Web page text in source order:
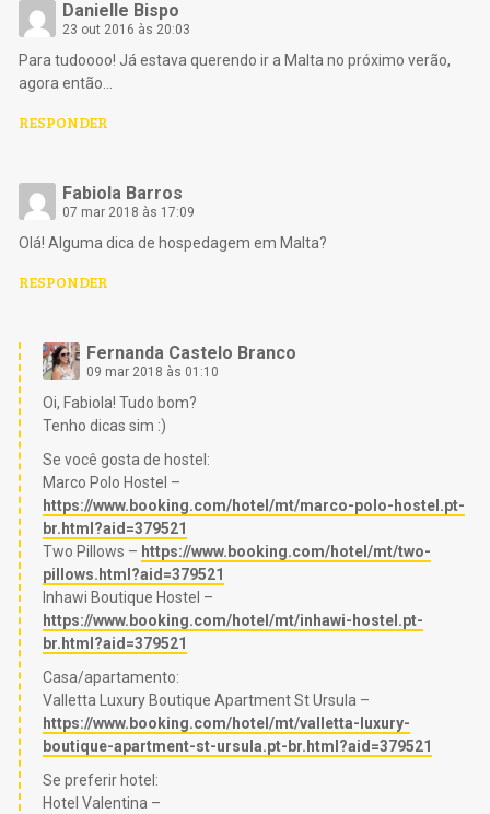
Danielle Bispo
23 out 2016 às 20:03
Para tudoooo! Já estava querendo ir a Malta no próximo verão,
agora então…
RESPONDER
Fabiola Barros
07 mar 2018 às 17:09
Olá! Alguma dica de hospedagem em Malta?
RESPONDER
Fernanda Castelo Branco
09 mar 2018 às 01:10
Oi, Fabiola! Tudo bom?
Tenho dicas sim :)
Se você gosta de hostel:
Marco Polo Hostel –
https://www.booking.com/hotel/mt/marco-polo-hostel.pt-
br.html?aid=379521
Two Pillows – https://www.booking.com/hotel/mt/two-
pillows.html?aid=379521
Inhawi Boutique Hostel –
https://www.booking.com/hotel/mt/inhawi-hostel.pt-
br.html?aid=379521
Casa/apartamento:
Valletta Luxury Boutique Apartment St Ursula –
https://www.booking.com/hotel/mt/valletta-luxury-
boutique-apartment-st-ursula.pt-br.html?aid=379521
Se preferir hotel:
Hotel Valentina –